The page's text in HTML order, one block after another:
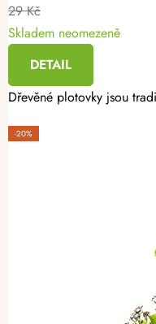
29 Kč
Skladem neomezeně
DETAIL
Dřevěné plotovky jsou
-20%